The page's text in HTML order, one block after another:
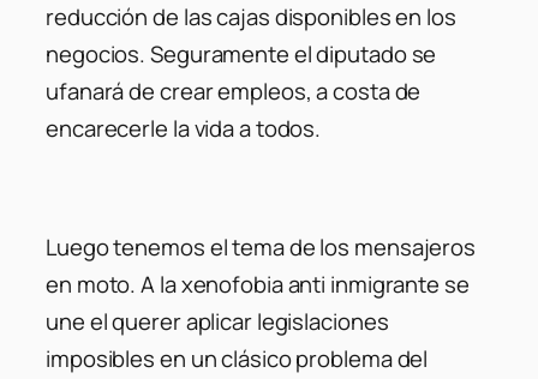
reducción de las cajas disponibles en los
negocios. Seguramente el diputado se
ufanará de crear empleos, a costa de
encarecerle la vida a todos.
Luego tenemos el tema de los mensajeros
en moto. A la xenofobia anti inmigrante se
une el querer aplicar legislaciones
imposibles en un clásico problema del